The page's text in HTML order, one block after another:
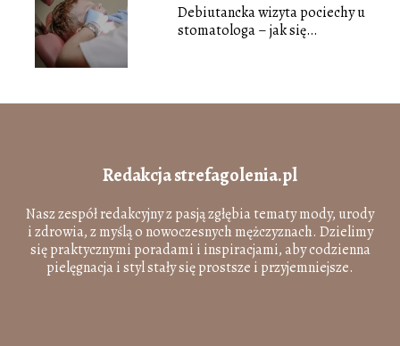
Debiutancka wizyta pociechy u
stomatologa – jak się
Redakcja strefagolenia.pl
Nasz zespół redakcyjny z pasją zgłębia tematy mody, urody
i zdrowia, z myślą o nowoczesnych mężczyznach. Dzielimy
się praktycznymi poradami i inspiracjami, aby codzienna
pielęgnacja i styl stały się prostsze i przyjemniejsze.